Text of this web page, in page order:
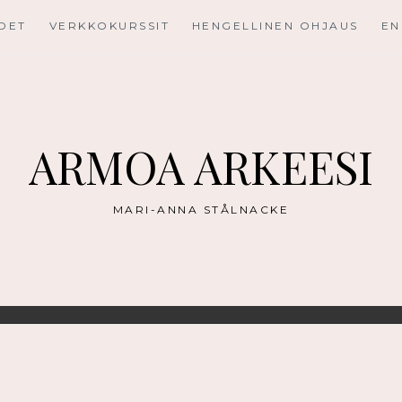
VERKKOKURSSIT HENGELLINEN OHJAUS
ARMOA ARKEESI
MARI-ANNA STÅLNACKE